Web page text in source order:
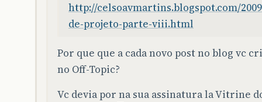
http://celsoavmartins.blogspot.com/
de-projeto-parte-viii.html
Por que que a cada novo post no blog vc
no Off-Topic?
Vc devia por na sua assinatura la Vitrine